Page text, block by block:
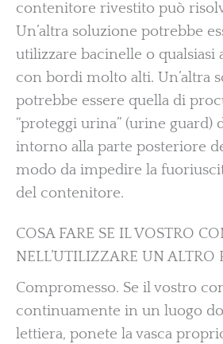
contenitore rivestito può
Un’altra soluzione potrebbe
utilizzare bacinelle o qualsiasi
con bordi molto alti. Un’altra
potrebbe essere quella di
“proteggi urina” (urine guard)
intorno alla parte posteriore
modo da impedire la
del contenitore.
COSA FARE SE IL VOSTRO
NELL’UTILIZZARE UN ALTRO
Compromesso. Se il vostro
continuamente in un luogo
lettiera, ponete la vasca